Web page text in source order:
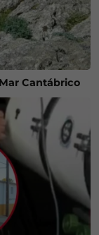
Cantábrico